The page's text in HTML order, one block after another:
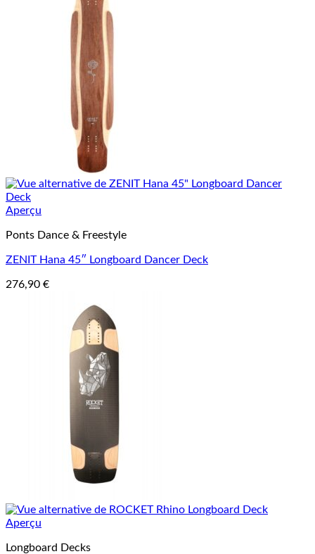
Aperçu
Ponts Dance & Freestyle
ZENIT Hana 45″ Longboard Dancer Deck
276,90 €
Aperçu
Longboard Decks